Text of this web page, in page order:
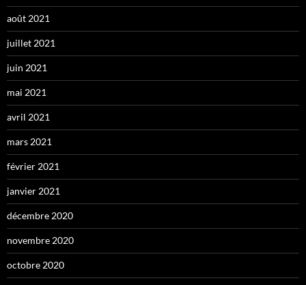
août 2021
juillet 2021
juin 2021
mai 2021
avril 2021
mars 2021
février 2021
janvier 2021
décembre 2020
novembre 2020
octobre 2020